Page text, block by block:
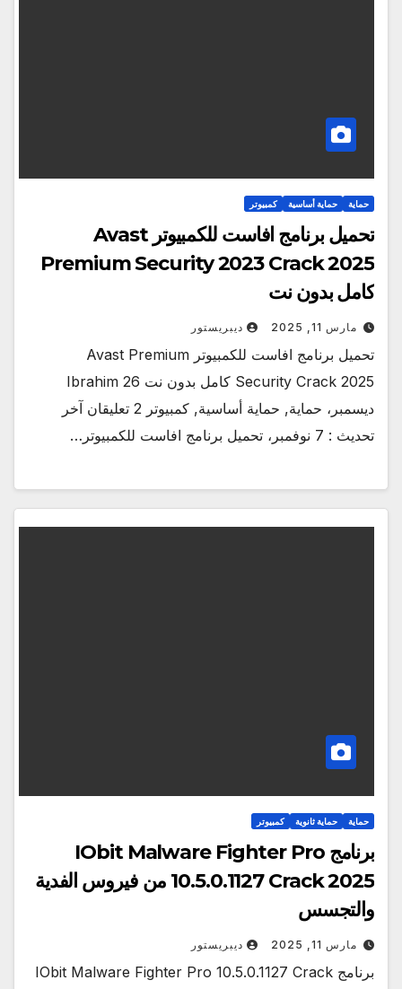
حماية حماية أساسية كمبيوتر
تحميل برنامج افاست للكمبيوتر Avast
Premium Security 2023 Crack 2025
كامل بدون نت
مارس 11, 2025 ديبريستور
تحميل برنامج افاست للكمبيوتر Avast Premium
Security Crack 2025 كامل بدون نت Ibrahim 26
ديسمبر، حماية, حماية أساسية, كمبيوتر 2 تعليقان آخر
تحديث : 7 نوفمبر، تحميل برنامج افاست للكمبيوتر…
حماية حماية ثانوية كمبيوتر
برنامج IObit Malware Fighter Pro
10.5.0.1127 Crack 2025 من فيروس الفدية
والتجسس
مارس 11, 2025 ديبريستور
برنامج IObit Malware Fighter Pro 10.5.0.1127 Crack